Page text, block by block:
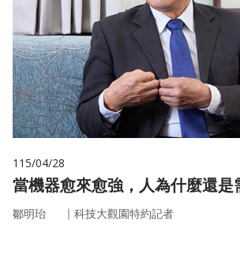
115/04/28
當機器愈來愈強，人為什麼還是
鄒明珆 ｜ 科技大觀園特約記者